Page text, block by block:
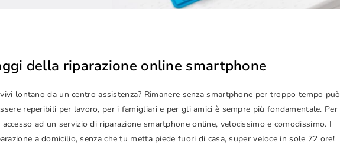
della riparazione online smartphone
lontano da un centro assistenza? Rimanere senza smartphone per troppo tempo può
reperibili per lavoro, per i famigliari e per gli amici è sempre più fondamentale. Per
ad un servizio di riparazione smartphone online, velocissimo e comodissimo. I
a domicilio, senza che tu metta piede fuori di casa, super veloce in sole 72 ore!